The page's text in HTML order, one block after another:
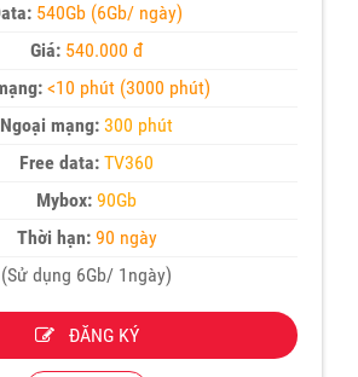
540Gb (6Gb/ ngày)
Giá: 540.000 đ
<10 phút (3000 phút)
Ngoại mạng: 300 phút
Free data: TV360
Mybox: 90Gb
Thời hạn:90 ngày
(Sử dụng 6Gb/ 1ngày)
ĐĂNG KÝ